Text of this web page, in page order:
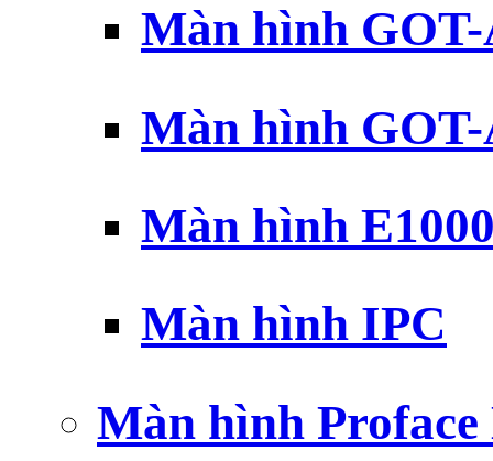
Màn hình
Màn hình
Màn hình
Màn hình IPC
Màn hình